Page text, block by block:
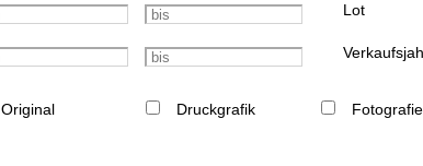
Lot
Original Druckgrafik Fotografie